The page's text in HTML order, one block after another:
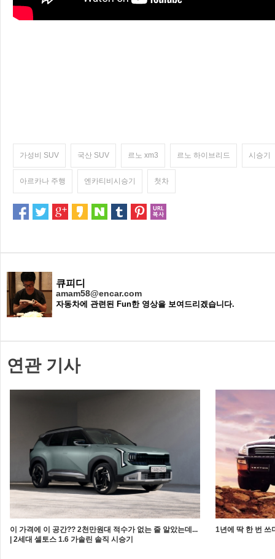
가성비 SUV 국산 SUV 르노 xm3 르노 하이브리드 시승기
아르카나 주행 엔카티비시승기 첫차
큐피디
amam58@encar.com
자동차에 관련된 Fun한 영상을 보여드리겠습니다.
연관 기사
이 가격에 이 공간?? 2천만원대 적수가 없는 줄 알았는데...
| 2세대 셀토스 1.6 가솔린 솔직 시승기
1년에 딱 한 번 쓰